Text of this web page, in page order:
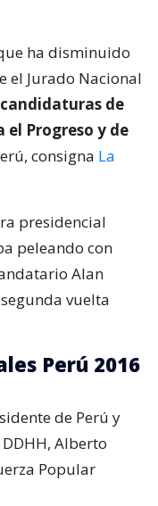
ha disminuido
el Jurado Nacional
de
el Progreso y de
consigna La
presidencial
peleando con
Alan
vuelta
Perú 2016
de Perú y
Alberto
Popular